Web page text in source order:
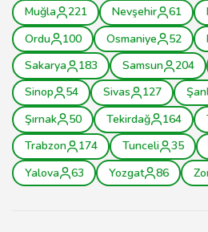
Muğla
221 Nevşehir 61
Ordu
100 Osmaniye 52
Sakarya
183 Samsun 204
Sinop
54 Sivas 127
Şırnak
50 Tekirdağ 164
Trabzon
174 Tunceli 35
Yalova
63 Yozgat 86